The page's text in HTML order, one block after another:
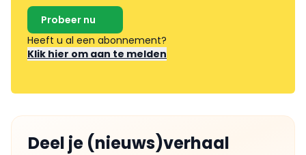
Probeer nu
Heeft u al een abonnement?
Klik hier om aan te melden
Deel je (nieuws)verhaal